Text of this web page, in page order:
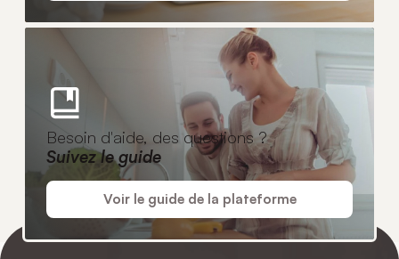
Besoin d'aide, des questions ?
Suivez le guide
Voir le guide de la plateforme